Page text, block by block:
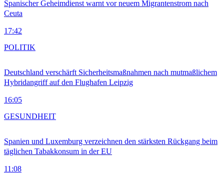
Spanischer Geheimdienst warnt vor neuem Migrantenstrom nach
Ceuta
17:42
Deutschland verschärft Sicherheitsmaßnahmen nach mutmaßlichem
Hybridangriff auf den Flughafen Leipzig
16:05
POLITIK
Spanien und Luxemburg verzeichnen den stärksten Rückgang beim
täglichen Tabakkonsum in der EU
11:08
GESUNDHEIT